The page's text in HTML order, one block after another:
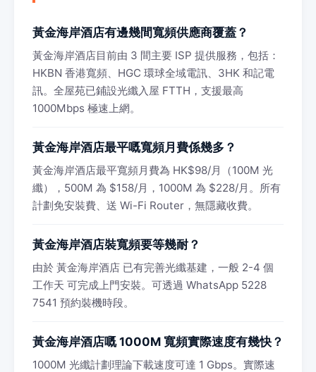
黃金海岸酒店有邊幾間寬頻供應商覆蓋？
黃金海岸酒店目前由 3 間主要 ISP 提供服務，包括：
HKBN 香港寬頻、HGC 環球全域電訊、3HK 和記電
訊。全屋苑已鋪設光纖入屋 FTTH，支援最高
1000Mbps 極速上網。
黃金海岸酒店最平嘅寬頻月費係幾多？
黃金海岸酒店最平寬頻月費為 HK$98/月（100M 光
纖），500M 為 $158/月，1000M 為 $228/月。所有
計劃免安裝費、送 Wi-Fi Router，無隱藏收費。
黃金海岸酒店裝寬頻要等幾耐？
由於 黃金海岸酒店 已有完善光纖基建，一般 2-4 個
工作天 可完成上門安裝。可透過 WhatsApp 5228
7541 預約裝機時段。
黃金海岸酒店嘅 1000M 寬頻實際速度有幾快？
1000M 光纖計劃理論下載速度可達 1 Gbps。實際速